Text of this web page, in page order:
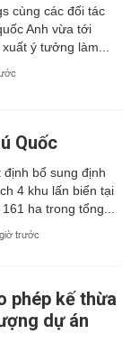
cùng các đối tác
Anh vừa tới
ý tưởng làm...
Quốc
định bổ sung định
4 khu lấn biển tại
ha trong tổng...
trước
phép kế thừa
dự án